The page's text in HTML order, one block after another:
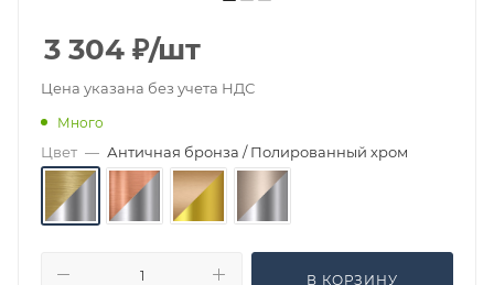
3 304 ₽/шт
Цена указана без учета НДС
Много
Цвет — Античная бронза / Полированный хром
В КОРЗИНУ